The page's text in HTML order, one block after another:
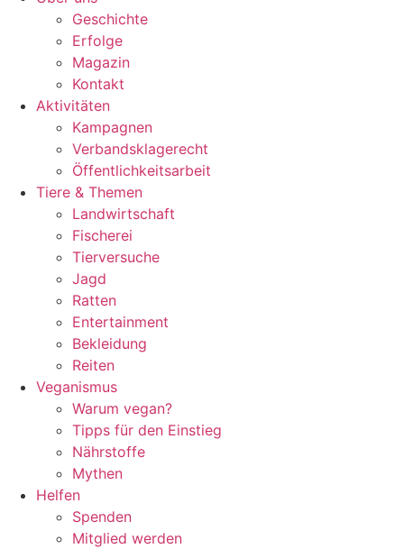
Geschichte
Erfolge
Magazin
Kontakt
Aktivitäten
Kampagnen
Verbandsklagerecht
Öffentlichkeitsarbeit
Tiere & Themen
Landwirtschaft
Fischerei
Tierversuche
Jagd
Ratten
Entertainment
Bekleidung
Reiten
Veganismus
Warum vegan?
Tipps für den Einstieg
Nährstoffe
Mythen
Helfen
Spenden
Mitglied werden